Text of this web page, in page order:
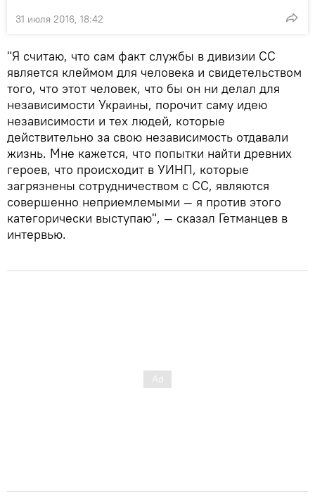
31 июля 2016, 18:42
"Я считаю, что сам факт службы в дивизии СС
является клеймом для человека и свидетельством
того, что этот человек, что бы он ни делал для
независимости Украины, порочит саму идею
независимости и тех людей, которые
действительно за свою независимость отдавали
жизнь. Мне кажется, что попытки найти древних
героев, что происходит в УИНП, которые
загрязнены сотрудничеством с СС, являются
совершенно неприемлемыми — я против этого
категорически выступаю", — сказал Гетманцев в
интервью.